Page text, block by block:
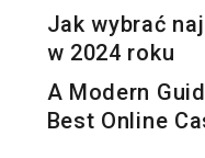
Jak wybrać
w 2024 roku
A Modern
Best Online